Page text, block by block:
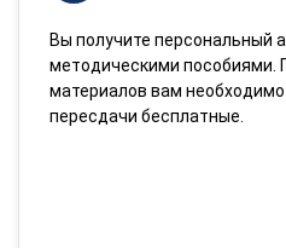
Вы получите персональный
методическими пособиями.
материалов вам
пересдачи бесплатные.